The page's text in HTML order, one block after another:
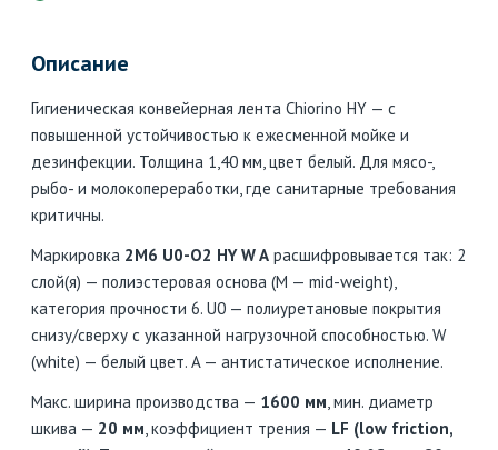
Описание
Гигиеническая конвейерная лента Chiorino HY — с
повышенной устойчивостью к ежесменной мойке и
дезинфекции. Толщина 1,40 мм, цвет белый. Для мясо-,
рыбо- и молокопереработки, где санитарные требования
критичны.
Маркировка 2M6 U0-O2 HY W A расшифровывается так: 2
слой(я) — полиэстеровая основа (M — mid-weight),
категория прочности 6. U0 — полиуретановые покрытия
снизу/сверху с указанной нагрузочной способностью. W
(white) — белый цвет. A — антистатическое исполнение.
Макс. ширина производства — 1600 мм, мин. диаметр
шкива — 20 мм, коэффициент трения — LF (low friction,